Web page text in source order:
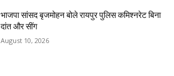
भाजपा सांसद बृजमोहन बोले रायपुर पुलिस कमिश्नरेट बिना
दांत और सींग
August 10, 2026